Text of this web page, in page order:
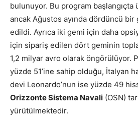
bulunuyor. Bu program
ancak Ağustos ayında dördüncü bir
edildi. Ayrıca iki gemi için daha
için sipariş edilen dört geminin
1,2 milyar avro olarak öngörülüyor.
yüzde 51’ine sahip olduğu, İtalyan
devi Leonardo’nun ise yüzde 49
Orizzonte Sistema Navali (OSN)
yürütülmektedir.